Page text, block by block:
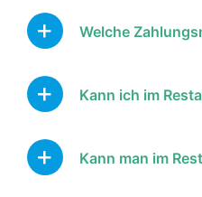
Welche
Kann ich im
Kann man im